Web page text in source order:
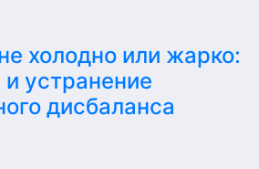
холодно или жарко:
устранение
дисбаланса